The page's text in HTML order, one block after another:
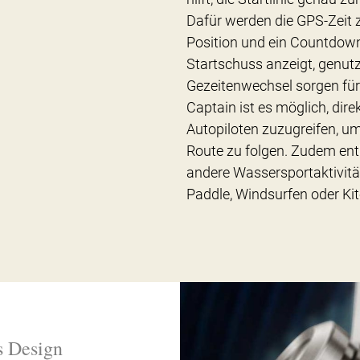
Dafür werden die GPS-Zeit
Position und ein
Startschuss anzeigt,
Gezeitenwechsel sorgen
Captain ist es möglich,
Autopiloten zuzugreifen,
Route zu folgen. Zudem
andere
Paddle, Windsurfen oder
Design